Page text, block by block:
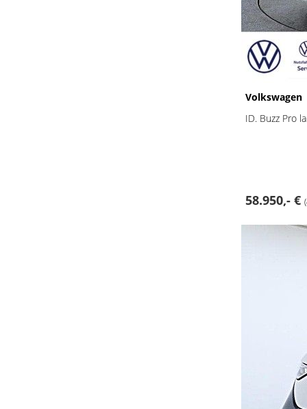
Volkswagen
ID. Buzz Pro
58.950,- €